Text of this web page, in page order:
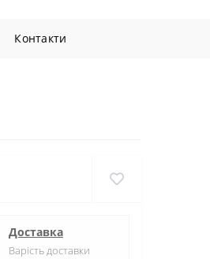
Контакти
Доставка
Варість доставки